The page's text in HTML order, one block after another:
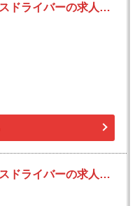
佐川急便 大館営業所 セールスドライバーの求人！安定収入と働きがい！大手の佐川急便で長期的に活躍できるチャンス♪
佐川急便 大曲営業所 セールスドライバーの求人！安定収入と働きがい！大手の佐川急便で長期的に活躍できるチャンス♪